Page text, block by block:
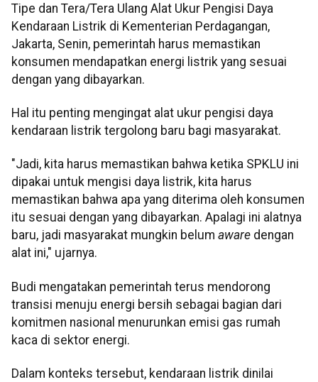
Tipe dan Tera/Tera Ulang Alat Ukur Pengisi Daya
Kendaraan Listrik di Kementerian Perdagangan,
Jakarta, Senin, pemerintah harus memastikan
konsumen mendapatkan energi listrik yang sesuai
dengan yang dibayarkan.
Hal itu penting mengingat alat ukur pengisi daya
kendaraan listrik tergolong baru bagi masyarakat.
"Jadi, kita harus memastikan bahwa ketika SPKLU ini
dipakai untuk mengisi daya listrik, kita harus
memastikan bahwa apa yang diterima oleh konsumen
itu sesuai dengan yang dibayarkan. Apalagi ini alatnya
baru, jadi masyarakat mungkin belum aware dengan
alat ini," ujarnya.
Budi mengatakan pemerintah terus mendorong
transisi menuju energi bersih sebagai bagian dari
komitmen nasional menurunkan emisi gas rumah
kaca di sektor energi.
Dalam konteks tersebut, kendaraan listrik dinilai